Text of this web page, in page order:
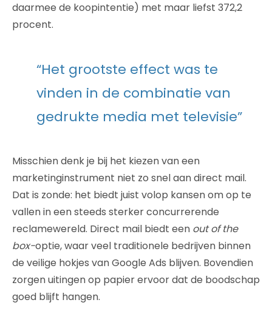
daarmee de koopintentie) met maar liefst 372,2
procent.
“Het grootste effect was te
vinden in de combinatie van
gedrukte media met televisie”
Misschien denk je bij het kiezen van een
marketinginstrument niet zo snel aan direct mail.
Dat is zonde: het biedt juist volop kansen om op te
vallen in een steeds sterker concurrerende
reclamewereld. Direct mail biedt een out of the
box-optie, waar veel traditionele bedrijven binnen
de veilige hokjes van Google Ads blijven. Bovendien
zorgen uitingen op papier ervoor dat de boodschap
goed blijft hangen.